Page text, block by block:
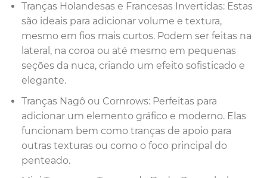
Tranças Holandesas e Francesas Invertidas: Estas
são ideais para adicionar volume e textura,
mesmo em fios mais curtos. Podem ser feitas na
lateral, na coroa ou até mesmo em pequenas
seções da nuca, criando um efeito sofisticado e
elegante.
Tranças Nagô ou Cornrows: Perfeitas para
adicionar um elemento gráfico e moderno. Elas
funcionam bem como tranças de apoio para
outras texturas ou como o foco principal do
penteado.